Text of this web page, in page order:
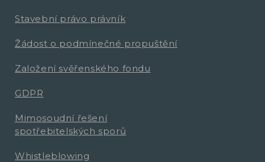
Stavební právo právník
Žádost o podmínečné propuštění
Založení svěřenského fondu
GDPR
Mimosoudní řešení
spotřebitelských sporů
Whistleblowing